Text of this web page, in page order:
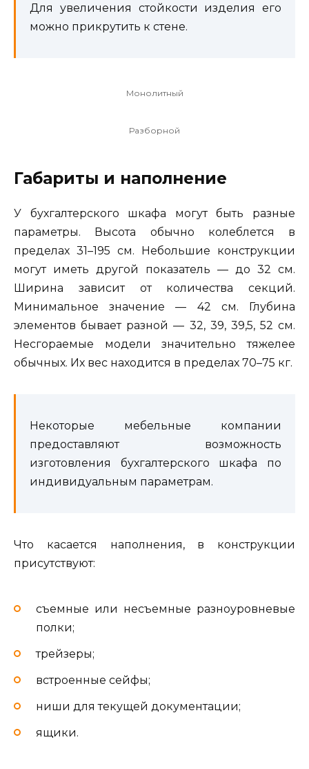
Для увеличения стойкости изделия его
можно прикрутить к стене.
Монолитный
Разборной
Габариты и наполнение
У бухгалтерского шкафа могут быть разные
параметры. Высота обычно колеблется в
пределах 31–195 см. Небольшие конструкции
могут иметь другой показатель — до 32 см.
Ширина зависит от количества секций.
Минимальное значение — 42 см. Глубина
элементов бывает разной — 32, 39, 39,5, 52 см.
Несгораемые модели значительно тяжелее
обычных. Их вес находится в пределах 70–75 кг.
Некоторые мебельные компании
предоставляют возможность
изготовления бухгалтерского шкафа по
индивидуальным параметрам.
Что касается наполнения, в конструкции
присутствуют:
съемные или несъемные разноуровневые
полки;
трейзеры;
встроенные сейфы;
ниши для текущей документации;
ящики.